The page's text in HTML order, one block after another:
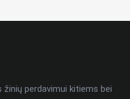
perdavimui kitiems bei